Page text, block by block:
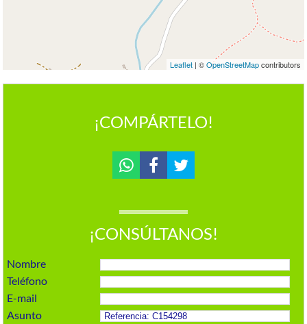
Leaflet| ©OpenStreetMapcontributors
¡COMPÁRTELO!
¡CONSÚLTANOS!
Nombre
Teléfono
E-mail
Asunto